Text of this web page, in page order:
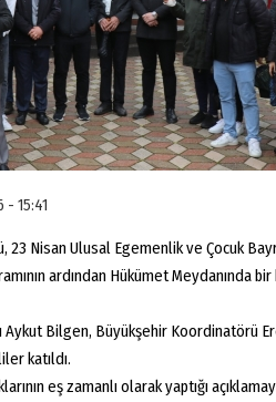
- 15:41
Nisan Ulusal Egemenlik ve Çocuk
ardından Hükümet Meydanında bir
Aykut Bilgen, Büyükşehir Koordinatörü
katıldı.
eş zamanlı olarak yaptığı